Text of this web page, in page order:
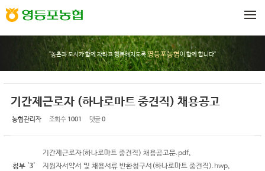
"농촌과 도시가 함께 자라고 행복해지도록영등포농협이 함께 합니다"
기간제근로자 (하나로마트 중견직) 채용공고
농협관리자 조회 수 1001 댓글0
첨부 '3'
기간제근로자(하나로마트 중견직) 채용공고문.pdf,
지원자서약서 및 채용서류 반환청구서(하나로마트 중견직).hwp,